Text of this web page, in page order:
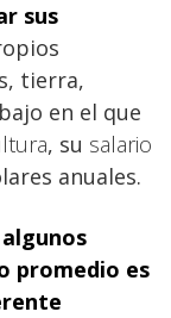
sus
tierra,
en el que
, su salario
anuales.
promedio es